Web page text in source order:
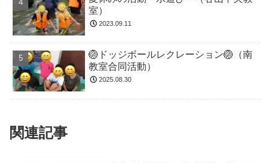
室）
2023.09.11
🏐ドッジボールレクレーション🏐（南
教室合同活動）
2025.08.30
関連記事